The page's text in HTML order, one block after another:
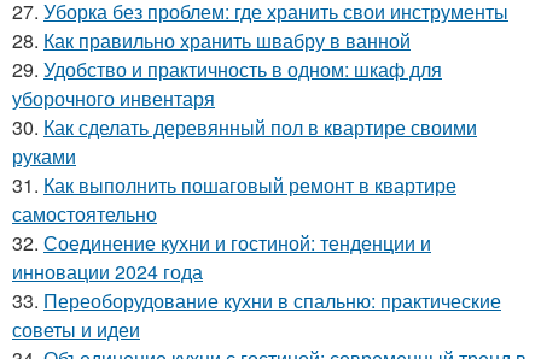
27. Уборка без проблем: где хранить свои инструменты
28. Как правильно хранить швабру в ванной
29. Удобство и практичность в одном: шкаф для
уборочного инвентаря
30. Как сделать деревянный пол в квартире своими
руками
31. Как выполнить пошаговый ремонт в квартире
самостоятельно
32. Соединение кухни и гостиной: тенденции и
инновации 2024 года
33. Переоборудование кухни в спальню: практические
советы и идеи